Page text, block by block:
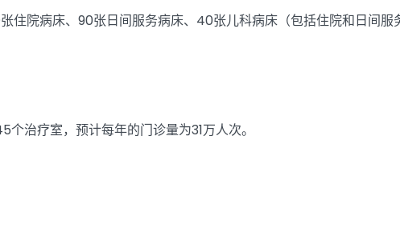
住院病床、90张日间服务病床、40张儿科病床（包括住院和日间服
治疗室，预计每年的门诊量为31万人次。